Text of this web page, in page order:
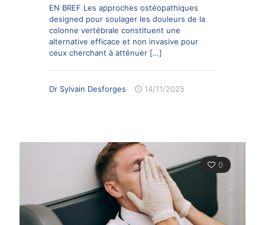
EN BREF Les approches ostéopathiques
designed pour soulager les douleurs de la
colonne vertébrale constituent une
alternative efficace et non invasive pour
ceux cherchant à atténuer […]
Dr Sylvain Desforges 14/11/2025
0